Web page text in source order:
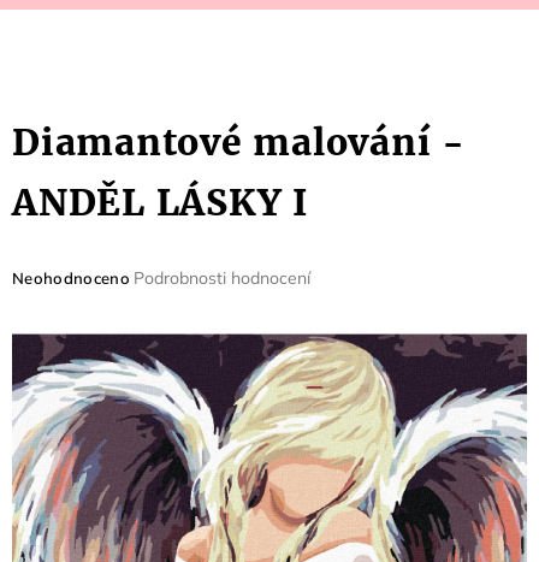
Diamantové malování -
ANDĚL LÁSKY I
Průměrné
je
z
5
hvězdiček.
Neohodnoceno Podrobnosti hodnocení